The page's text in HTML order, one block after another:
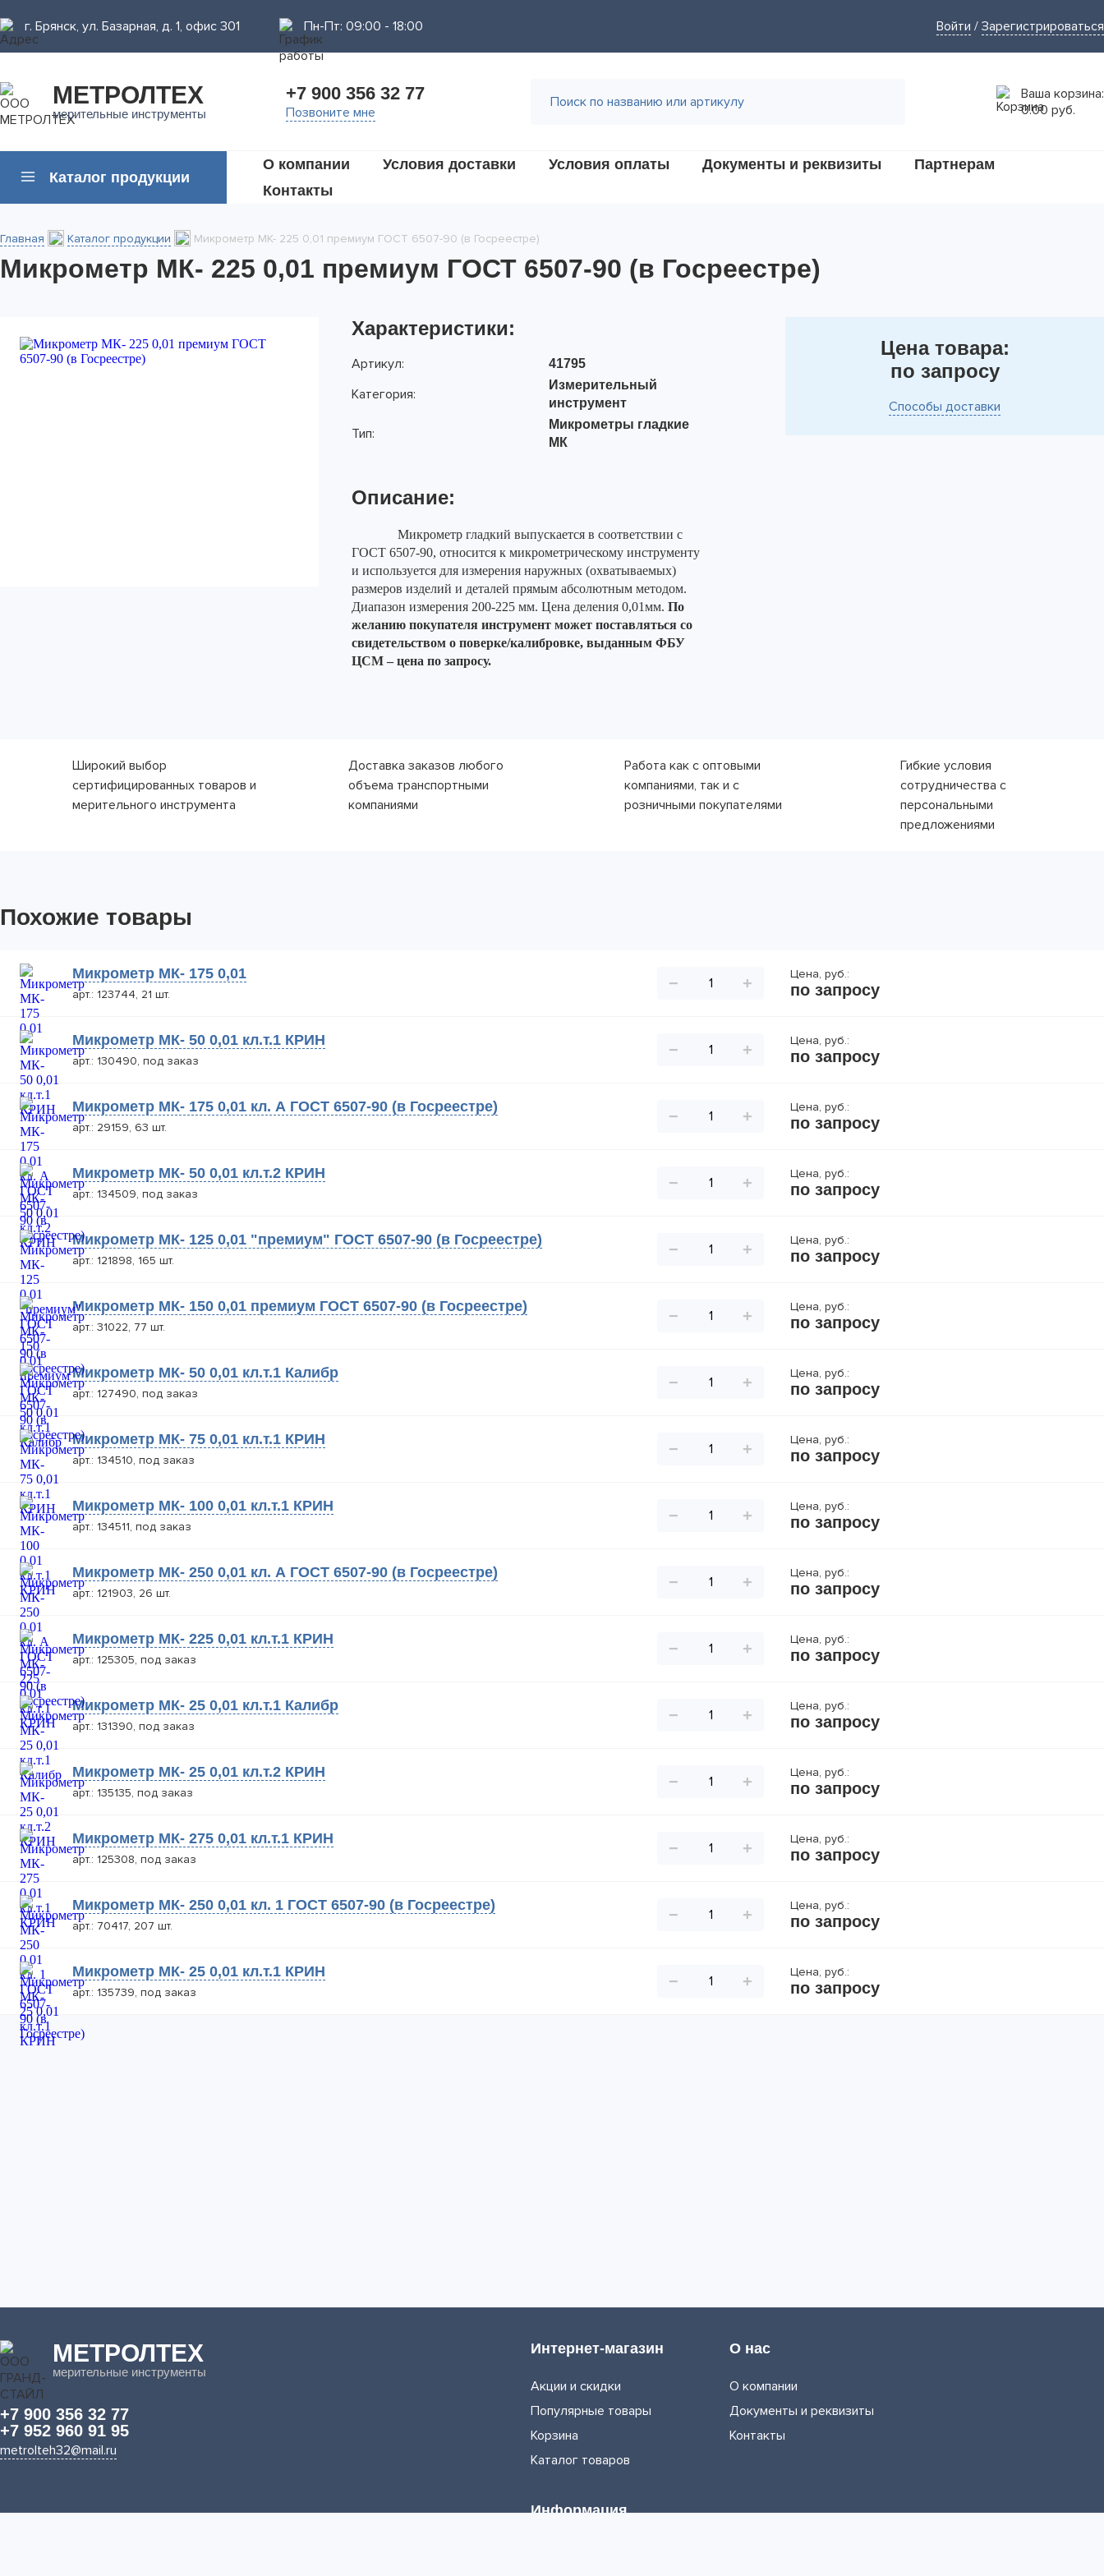
г. Брянск, ул. Базарная, д. 1, офис 301 Пн-Пт: 09:00 - 18:00 Войти / Зарегистрироваться
МЕТРОЛТЕХ
мерительные инструменты
+7 900 356 32 77
Позвоните мне
Ваша корзина:
0.00 руб.
Каталог продукции
О компании Условия доставки Условия оплаты Документы и реквизиты
Партнерам
Контакты
Главная Каталог продукции Микрометр МК- 225 0,01 премиум ГОСТ 6507-90 (в Госреестре)
Микрометр МК- 225 0,01 премиум ГОСТ 6507-90 (в Госреестре)
Характеристики:
Артикул: 41795
Категория:
Измерительный
инструмент
Тип:
Микрометры гладкие
МК
Описание:
Микрометр гладкий выпускается в соответствии с
ГОСТ 6507-90, относится к микрометрическому инструменту
и используется для измерения наружных (охватываемых)
размеров изделий и деталей прямым абсолютным методом.
Диапазон измерения 200-225 мм. Цена деления 0,01мм. По
желанию покупателя инструмент может поставляться со
свидетельством о поверке/калибровке, выданным ФБУ
ЦСМ – цена по запросу.
Цена товара:
по запросу
Способы доставки
Широкий выбор
сертифицированных товаров и
мерительного инструмента
Доставка заказов любого
объема транспортными
компаниями
Работа как с оптовыми
компаниями, так и с
розничными покупателями
Гибкие условия
сотрудничества с
персональными
предложениями
Похожие товары
Микрометр МК- 175 0,01
арт.: 123744, 21 шт.
− +
Цена, руб.:
по запросу
Микрометр МК- 50 0,01 кл.т.1 КРИН
арт.: 130490, под заказ
− +
Цена, руб.:
по запросу
Микрометр МК- 175 0,01 кл. А ГОСТ 6507-90 (в Госреестре)
арт.: 29159, 63 шт.
− +
Цена, руб.:
по запросу
Микрометр МК- 50 0,01 кл.т.2 КРИН
арт.: 134509, под заказ
− +
Цена, руб.:
по запросу
Микрометр МК- 125 0,01 "премиум" ГОСТ 6507-90 (в Госреестре)
арт.: 121898, 165 шт.
− +
Цена, руб.:
по запросу
Микрометр МК- 150 0,01 премиум ГОСТ 6507-90 (в Госреестре)
арт.: 31022, 77 шт.
− +
Цена, руб.:
по запросу
Микрометр МК- 50 0,01 кл.т.1 Калибр
арт.: 127490, под заказ
− +
Цена, руб.:
по запросу
Микрометр МК- 75 0,01 кл.т.1 КРИН
арт.: 134510, под заказ
− +
Цена, руб.:
по запросу
Микрометр МК- 100 0,01 кл.т.1 КРИН
арт.: 134511, под заказ
− +
Цена, руб.:
по запросу
Микрометр МК- 250 0,01 кл. А ГОСТ 6507-90 (в Госреестре)
арт.: 121903, 26 шт.
− +
Цена, руб.:
по запросу
Микрометр МК- 225 0,01 кл.т.1 КРИН
арт.: 125305, под заказ
− +
Цена, руб.:
по запросу
Микрометр МК- 25 0,01 кл.т.1 Калибр
арт.: 131390, под заказ
− +
Цена, руб.:
по запросу
Микрометр МК- 25 0,01 кл.т.2 КРИН
арт.: 135135, под заказ
− +
Цена, руб.:
по запросу
Микрометр МК- 275 0,01 кл.т.1 КРИН
арт.: 125308, под заказ
− +
Цена, руб.:
по запросу
Микрометр МК- 250 0,01 кл. 1 ГОСТ 6507-90 (в Госреестре)
арт.: 70417, 207 шт.
− +
Цена, руб.:
по запросу
Микрометр МК- 25 0,01 кл.т.1 КРИН
арт.: 135739, под заказ
− +
Цена, руб.:
по запросу
МЕТРОЛТЕХ
мерительные инструменты
+7 900 356 32 77
+7 952 960 91 95
metrolteh32@mail.ru
Интернет-магазин
Акции и скидки
Популярные товары
Корзина
Каталог товаров
О нас
О компании
Документы и реквизиты
Контакты
Информация